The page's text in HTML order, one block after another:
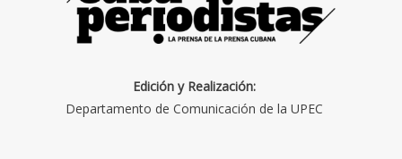
Edición y Realización:
Departamento de Comunicación de la UPEC